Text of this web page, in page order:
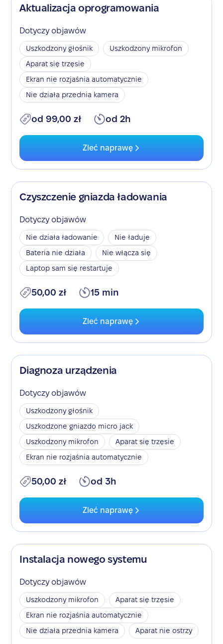
Aktualizacja oprogramowania
Dotyczy objawów
Uszkodzony głośnik
Uszkodzony mikrofon
Aparat się trzęsie
Ekran nie rozjaśnia automatycznie
Nie działa przednia kamera
od 99,00 zł od 2h
Zleć naprawę
Czyszczenie gniazda ładowania
Dotyczy objawów
Nie działa ładowanie
Nie ładuje
Bateria nie działa
Nie włącza się
Laptop sam się restartuje
50,00 zł 15 min
Zleć naprawę
Diagnoza urządzenia
Dotyczy objawów
Uszkodzony głośnik
Uszkodzone gniazdo micro jack
Uszkodzony mikrofon
Aparat się trzęsie
Ekran nie rozjaśnia automatycznie
50,00 zł od 3h
Zleć naprawę
Instalacja nowego systemu
Dotyczy objawów
Uszkodzony mikrofon
Aparat się trzęsie
Ekran nie rozjaśnia automatycznie
Nie działa przednia kamera
Aparat nie ostrzy